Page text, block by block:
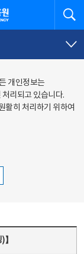
개인정보는
리되고 있습니다.
활히 처리하기 위하여